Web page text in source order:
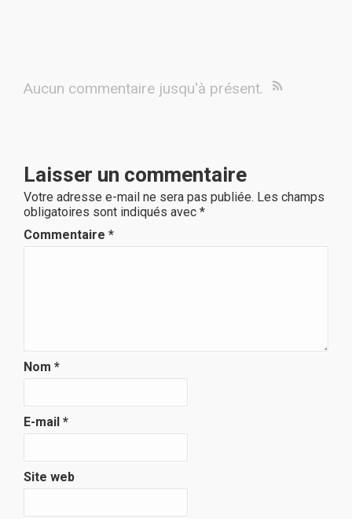
Aucun commentaire jusqu'à présent.
Laisser un commentaire
Votre adresse e-mail ne sera pas publiée. Les champs
obligatoires sont indiqués avec *
Commentaire *
Nom *
E-mail *
Site web